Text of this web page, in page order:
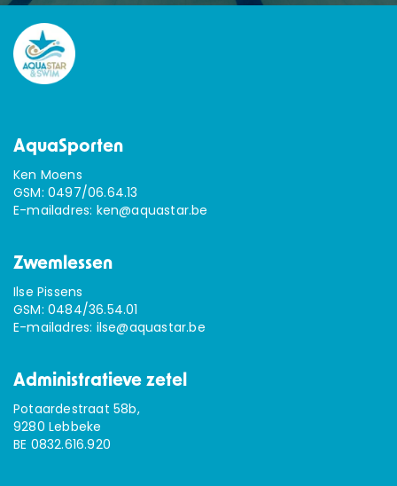
AquaSporten
Ken Moens
GSM: 0497/06.64.13
E-mailadres: ken@aquastar.be
Zwemlessen
Ilse Pissens
GSM: 0484/36.54.01
E-mailadres: ilse@aquastar.be
Administratieve zetel
Potaardestraat 58b,
9280 Lebbeke
BE 0832.616.920